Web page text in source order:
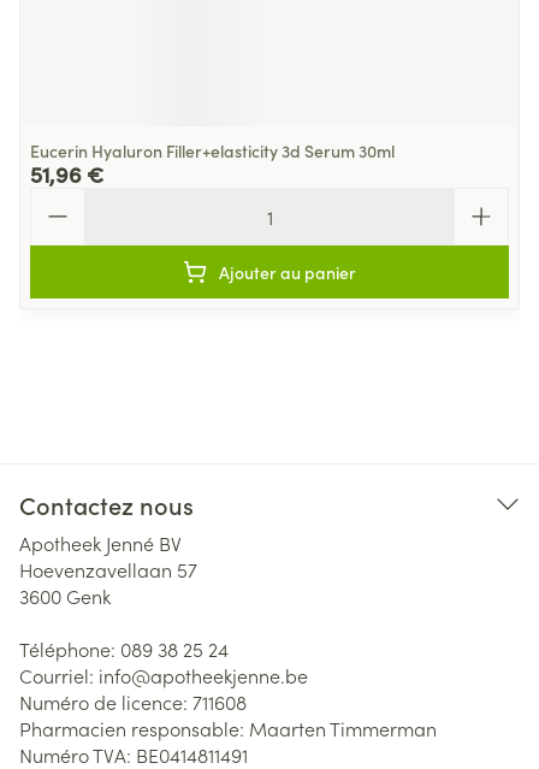
Eucerin Hyaluron Filler+elasticity 3d Serum 30ml
51,96 €
Ajouter au panier
Contactez nous
Apotheek Jenné BV
Hoevenzavellaan 57
3600 Genk
Téléphone: 089 38 25 24
Courriel: info@apotheekjenne.be
Numéro de licence: 711608
Pharmacien responsable: Maarten Timmerman
Numéro TVA: BE0414811491